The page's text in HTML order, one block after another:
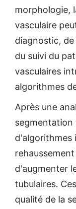
morphologie,
vasculaire
diagnostic,
du suivi du
vasculaires
algorithmes
Après une
segmentation
d'algorithmes
d'augmenter
tubulaires.
qualité de la